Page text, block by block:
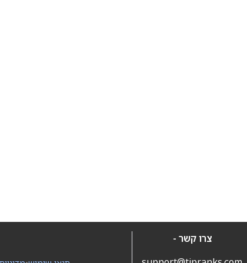
צרו קשר -